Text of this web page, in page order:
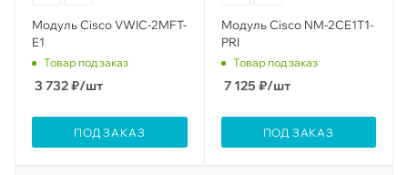
Модуль Cisco VWIC-2MFT-
E1
Товар под заказ
3 732₽/шт
ПОД ЗАКАЗ
Модуль Cisco NM-2CE1T1-
PRI
Товар под заказ
7 125 ₽/шт
ПОД ЗАКАЗ